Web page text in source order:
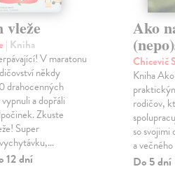
vleže
| Kniha
V maratonu
někdy
drahocenných
a dopřáli
Zkuste
Super
12 dní
Ako
Chicevič
Kniha
rodičov,
so
a
Do 5 dní